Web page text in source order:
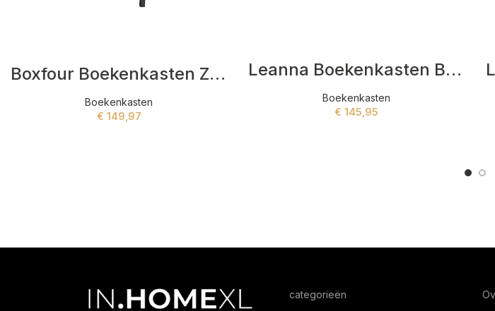
Boxfour Boekenkasten Zwart
Boekenkasten
€ 149,97
Leanna Boekenkasten Bruin,Zwart
Boekenkasten
€ 145,95
categorieën